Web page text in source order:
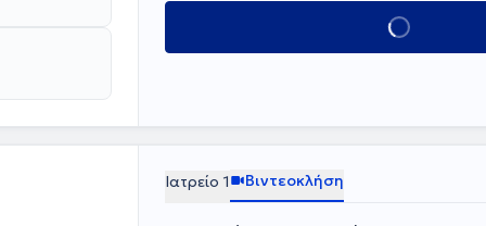
στον
Μαιευτική.Η
Κλείσε ραντεβού
Ιατρείο 1 Βιντεοκλήση